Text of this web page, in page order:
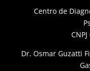
Centro de
Dr. Osmar Guzatti